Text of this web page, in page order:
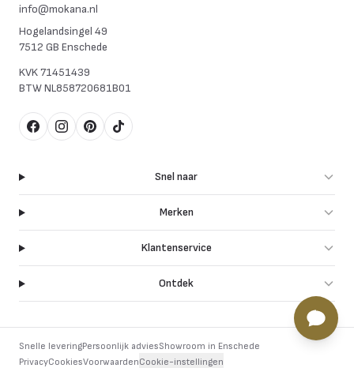
info@mokana.nl
Hogelandsingel 49
7512 GB Enschede
KVK71451439
BTWNL858720681B01
FacebookInstagram
Pinterest
TikTok
Snel naar
Merken
Klantenservice
Ontdek
Snelle leveringPersoonlijk adviesShowroom in Enschede
PrivacyCookiesVoorwaardenCookie-instellingen